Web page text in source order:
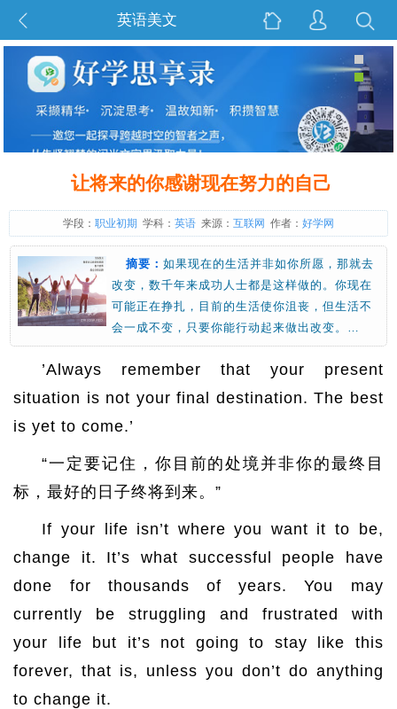
英语美文
让将来的你感谢现在努力的自己
学段： 职业初期 学科： 英语来源： 互联网 作者： 好学网
摘要： 如果现在的生活并非如你所愿，那就去
改变，数千年来成功人士都是这样做的。你现在
可能正在挣扎，目前的生活使你沮丧，但生活不
会一成不变，只要你能行动起来做出改变。…
’Always remember that your present
situation is not your final destination. The best
is yet to come.’
“一定要记住，你目前的处境并非你的最终目
标，最好的日子终将到来。”
If your life isn’t where you want it to be,
change it. It’s what successful people have
done for thousands of years. You may
currently be struggling and frustrated with
your life but it’s not going to stay like this
forever, that is, unless you don’t do anything
to change it.